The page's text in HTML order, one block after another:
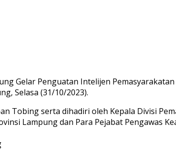
Gelar Penguatan Intelijen
Selasa (31/10/2023).
Tobing serta dihadiri oleh Kepala Divisi
Lampung dan Para Pejabat Pengawas